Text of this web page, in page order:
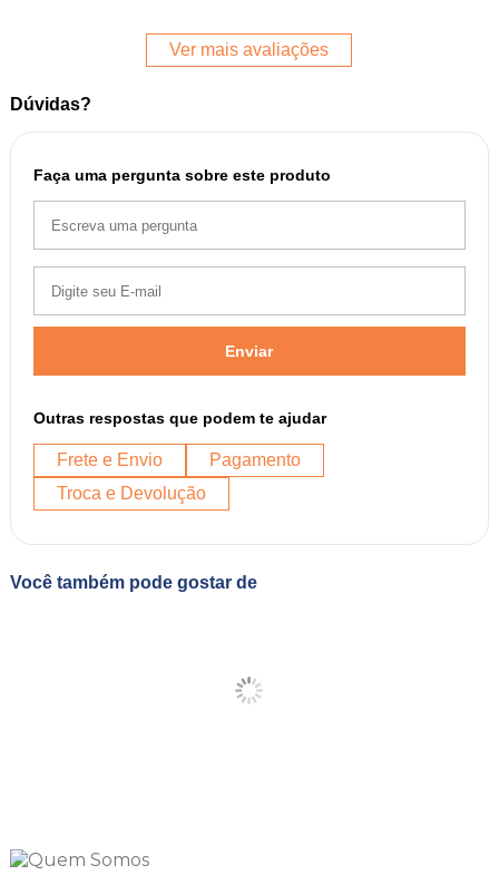
Ver mais avaliações
Dúvidas?
Faça uma pergunta sobre este produto
Enviar
Outras respostas que podem te ajudar
Frete e Envio
Pagamento
Troca e Devolução
Você também pode gostar de